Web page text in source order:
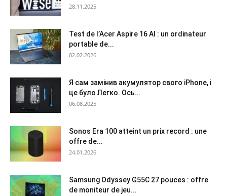
28.11.2025
Test de l’Acer Aspire 16 AI : un ordinateur
portable de...
02.02.2026
Я сам замінив акумулятор свого iPhone, і
це було Легко. Ось...
06.08.2025
Sonos Era 100 atteint un prix record : une
offre de...
24.01.2026
Samsung Odyssey G55C 27 pouces : offre
de moniteur de jeu...